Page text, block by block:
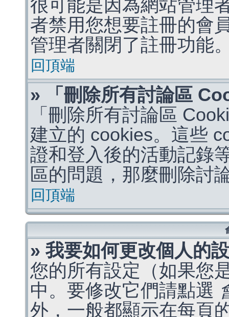
很可能是因為網站管理
者禁用您想要註冊的會
管理者關閉了註冊功能
回頂端
» 「刪除所有討論區
「刪除所有討論區
建立的 cookies。這些
證和登入後的活動記錄
區的問題，那麼刪除討
回頂端
» 我要如何更改個人的
您的所有設定（如果您
中。要修改它們請點選
外，一般都顯示在每頁